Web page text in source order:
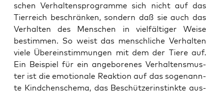
schen Ver­hal­tens­pro­gram­me sich nicht auf das
Tier­reich beschrän­ken, son­dern daß sie auch das
Ver­hal­ten des Men­schen in viel­fäl­ti­ger Wei­se
bestim­men. So weist das mensch­li­che Ver­hal­ten
vie­le Über­ein­stim­mun­gen mit dem der Tie­re auf.
Ein Bei­spiel für ein ange­bo­re­nes Ver­hal­tens­mus­
ter ist die emo­tio­na­le Reak­ti­on auf das soge­nann­
te Kind­chen­sche­ma, das Beschüt­zer­instink­te aus­